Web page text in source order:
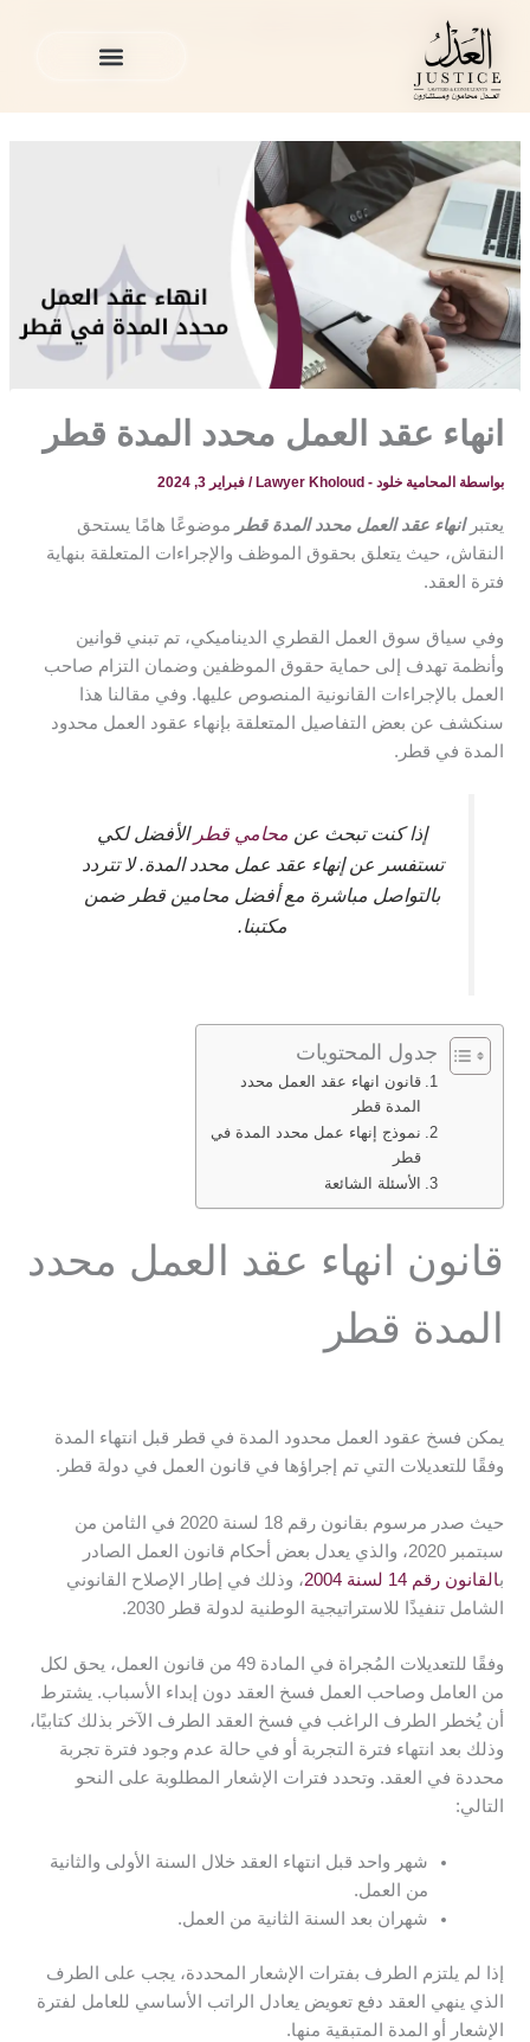
المحتوى
المدونة القانونية
قطر
انهاء عقد العمل محدد المدة قطر
بواسطة المحامية خلود - Lawyer Kholoud /فبراير 3, 2024
يعتبرانهاء عقد العمل محدد المدة قطر موضوعًا هامًا يستحق
النقاش، حيث يتعلق بحقوق الموظف والإجراءات المتعلقة بنهاية
فترة العقد.
وفي سياق سوق العمل القطري الديناميكي، تم تبني قوانين
وأنظمة تهدف إلى حماية حقوق الموظفين وضمان التزام صاحب
العمل بالإجراءات القانونية المنصوص عليها. وفي مقالنا هذا
سنكشف عن بعض التفاصيل المتعلقة بإنهاء عقود العمل محدود
المدة في قطر.
إذا كنت تبحث عن محامي قطر الأفضل لكي
تستفسر عن إنهاء عقد عمل محدد المدة. لا تتردد
بالتواصل مباشرة مع أفضل محامين قطر ضمن
مكتبنا.
جدول المحتويات
قانون انهاء عقد العمل محدد
المدة قطر
نموذج إنهاء عمل محدد المدة في
قطر
الأسئلة الشائعة
قانون انهاء عقد العمل محدد
المدة قطر
يمكن فسخ عقود العمل محدود المدة في قطر قبل انتهاء المدة
وفقًا للتعديلات التي تم إجراؤها في قانون العمل في دولة قطر.
حيث صدر مرسوم بقانون رقم 18 لسنة 2020 في الثامن من
سبتمبر 2020، والذي يعدل بعض أحكام قانون العمل الصادر
بالقانون رقم 14 لسنة 2004
، وذلك في إطار الإصلاح القانوني
الشامل تنفيذًا للاستراتيجية الوطنية لدولة قطر 2030.
وفقًا للتعديلات المُجراة في المادة 49 من قانون العمل، يحق لكل
من العامل وصاحب العمل فسخ العقد دون إبداء الأسباب. يشترط
أن يُخطر الطرف الراغب في فسخ العقد الطرف الآخر بذلك كتابيًا،
وذلك بعد انتهاء فترة التجربة أو في حالة عدم وجود فترة تجربة
محددة في العقد. وتحدد فترات الإشعار المطلوبة على النحو
التالي:
شهر واحد قبل انتهاء العقد خلال السنة الأولى والثانية
من العمل.
شهران بعد السنة الثانية من العمل.
إذا لم يلتزم الطرف بفترات الإشعار المحددة، يجب على الطرف
الذي ينهي العقد دفع تعويض يعادل الراتب الأساسي للعامل لفترة
الإشعار أو المدة المتبقية منها.